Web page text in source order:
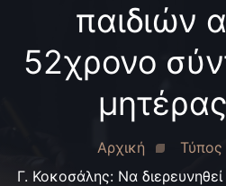
παιδιών
52χρονο
Αρχική
Γ. Κοκοσάλης: Να